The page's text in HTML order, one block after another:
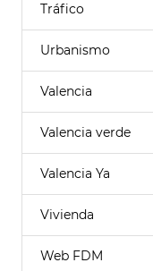
Tráfico
Urbanismo
Valencia
Valencia verde
Valencia Ya
Vivienda
Web FDM